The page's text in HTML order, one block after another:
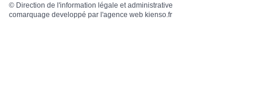
© Direction de l'information légale et administrative
comarquage developpé par l'agence web kienso.fr